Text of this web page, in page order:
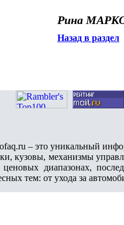
Рина
Назад в раздел
– это уникальный
кузовы, механизмы
диапазонах,
тем: от ухода за